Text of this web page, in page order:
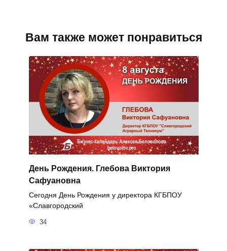
Вам также может понравиться
День Рождения. Глебова Виктория
Сафуановна
Сегодня День Рождения у директора КГБПОУ
«Славгородский
34